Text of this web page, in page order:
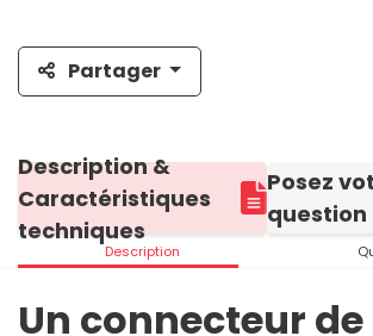
Partager
Description &
Caractéristiques
techniques
Description
Posez
question
Un connecteur